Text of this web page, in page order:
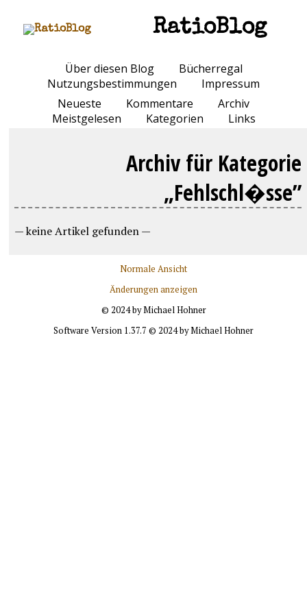
RatioBlog
Über diesen Blog
Bücherregal
Nutzungsbestimmungen
Impressum
Neueste
Kommentare
Archiv
Meistgelesen
Kategorien Links
Archiv für Kategorie
„Fehlschl�sse”
— keine Artikel gefunden —
Normale Ansicht
Änderungen anzeigen
© 2024 by Michael Hohner
Software Version 1.37.7 © 2024 by Michael Hohner